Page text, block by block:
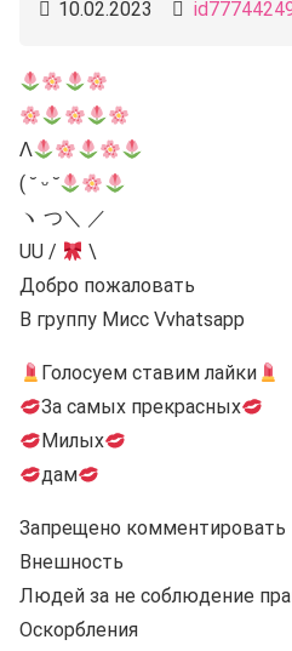
10.02.2023
Λ
( ˘ ᵕ ˘
ヽ つ＼ ／
UU /
\
Добро пожаловать
В группу Мисс Vvhatsapp
Голосуем ставим лайки
За самых прекрасных
Милых
дам
Запрещено комментировать
Внешность
Людей за не соблюдение
Оскорбления